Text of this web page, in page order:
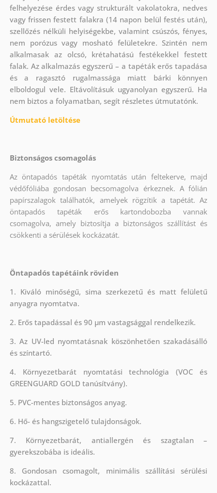
felhelyezése érdes vagy strukturált vakolatokra, nedves
vagy frissen festett falakra (14 napon belül festés után),
szellőzés nélküli helyiségekbe, valamint csúszós, fényes,
nem porózus vagy mosható felületekre. Szintén nem
alkalmasak az olcsó, krétahatású festékekkel festett
falak. Az alkalmazás egyszerű – a tapéták erős tapadása
és a ragasztó rugalmassága miatt bárki könnyen
elboldogul vele. Eltávolításuk ugyanolyan egyszerű. Ha
nem biztos a folyamatban, segít részletes útmutatónk.
Útmutató letöltése
Biztonságos csomagolás
Az öntapadós tapéták nyomtatás után feltekerve, majd
védőfóliába gondosan becsomagolva érkeznek. A fólián
papírszalagok találhatók, amelyek rögzítik a tapétát. Az
öntapadós tapéták erős kartondobozba vannak
csomagolva, amely biztosítja a biztonságos szállítást és
csökkenti a sérülések kockázatát.
Öntapadós tapétáink röviden
1. Kiváló minőségű, sima szerkezetű és matt felületű
anyagra nyomtatva.
2. Erős tapadással és 90 µm vastagsággal rendelkezik.
3. Az UV-led nyomtatásnak köszönhetően szakadásálló
és színtartó.
4. Környezetbarát nyomtatási technológia (VOC és
GREENGUARD GOLD tanúsítvány).
5. PVC-mentes biztonságos anyag.
6. Hő- és hangszigetelő tulajdonságok.
7. Környezetbarát, antiallergén és szagtalan –
gyerekszobába is ideális.
8. Gondosan csomagolt, minimális szállítási sérülési
kockázattal.